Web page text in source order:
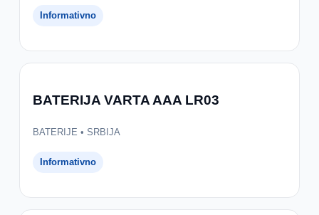
Informativno
BATERIJA VARTA AAA LR03
BATERIJE • SRBIJA
Informativno